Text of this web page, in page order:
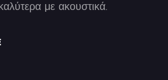
με ακουστικά.